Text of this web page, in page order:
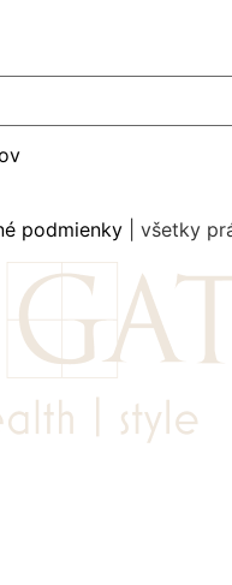
podmienky | všetky